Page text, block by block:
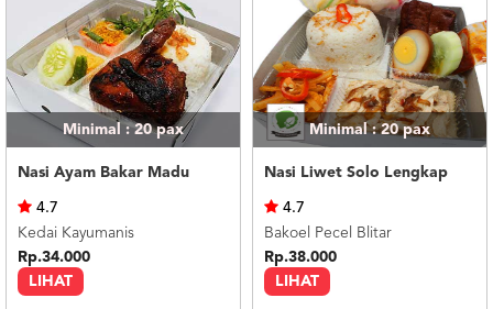
Minimal : 20pax
Nasi Ayam Bakar Madu
LIHAT
4.7
Kedai Kayumanis
Rp.34.000
Minimal : 20pax
Nasi Liwet Solo Lengkap
LIHAT
4.7
Bakoel Pecel Blitar
Rp.38.000